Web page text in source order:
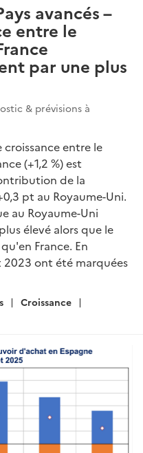
avancés –
entre le
par une plus
& prévisions à
entre le
(+1,2 %) est
de la
pt au Royaume-Uni.
au Royaume-Uni
élevé alors que le
France. En
2023 ont été marquées
Croissance